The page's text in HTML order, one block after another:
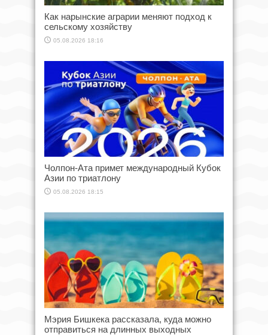
Как нарынские аграрии меняют подход к
сельскому хозяйству
05.08.2026 18:16
Чолпон-Ата примет международный Кубок
Азии по триатлону
05.08.2026 18:15
Мэрия Бишкека рассказала, куда можно
отправиться на длинных выходных